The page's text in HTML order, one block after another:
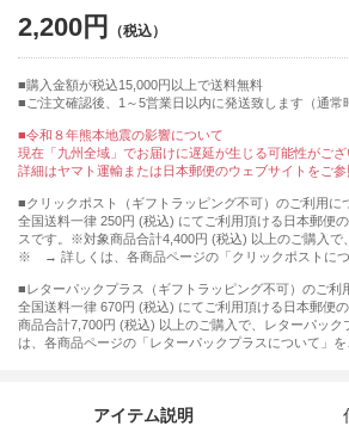
2,200円
購入金額が税込15,000円以上で送料無料
ご注文確認後、1～5営業日以内に発送致します（通常
■令和８年熊本地震の影響について
現在「九州全域」でお届けに遅延が生じる可能性がござ
詳細はヤマト運輸または日本郵便のウェブサイトをご参
■クリックポスト（ギフトラッピング不可）のご利用に
全国送料一律 250円 (税込) にてご利用頂ける日本郵便
スです。※対象商品合計4,400円 (税込) 以上のご購入で
※ → 詳しくは、各商品ページの「クリックポストにつ
■レターパックプラス（ギフトラッピング不可）のご利
全国送料一律 670円 (税込) にてご利用頂ける日本郵便
商品合計7,700円 (税込) 以上のご購入で、レターパッ
は、各商品ページの「レターパックプラスについて」を
アイテム説明